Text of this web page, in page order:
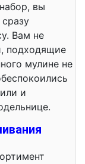
вы
Вам не
подходящие
мулине не
и